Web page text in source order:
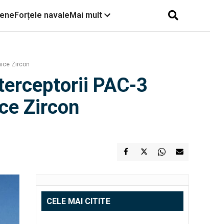
Forțele navaleMai mult
Zircon
PAC-3
Zircon
CELE MAI CITITE